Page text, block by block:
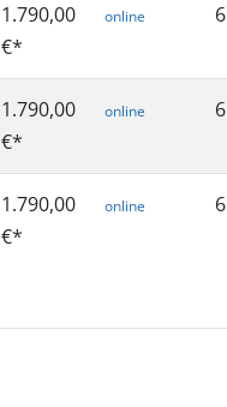
1.790,00
€*
online 6
1.790,00
€*
online 6
1.790,00
€*
online 6